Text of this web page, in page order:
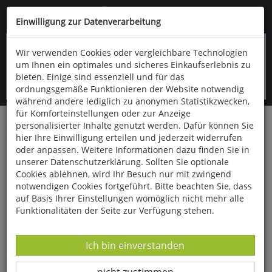
Kompletten Head der Seite überspringen
oder (06766) 9323-960
Startseite Bücher Literatur Belletristik
Wirbel um die Pony-Truppe
Einwilligung zur Datenverarbeitung
Wir verwenden Cookies oder vergleichbare Technologien
um Ihnen ein optimales und sicheres Einkaufserlebnis zu
bieten. Einige sind essenziell und für das
ordnungsgemäße Funktionieren der Website notwendig
während andere lediglich zu anonymen Statistikzwecken,
für Komforteinstellungen oder zur Anzeige
personalisierter Inhalte genutzt werden. Dafür können Sie
hier Ihre Einwilligung erteilen und jederzeit widerrufen
oder anpassen. Weitere Informationen dazu finden Sie in
unserer Datenschutzerklärung. Sollten Sie optionale
Cookies ablehnen, wird Ihr Besuch nur mit zwingend
notwendigen Cookies fortgeführt. Bitte beachten Sie, dass
auf Basis Ihrer Einstellungen womöglich nicht mehr alle
Funktionalitäten der Seite zur Verfügung stehen.
Datenverarbeitung -
Ich bin einverstanden